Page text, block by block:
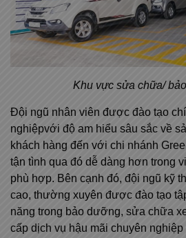
Khu vực sửa chữa/
Đội ngũ nhân viên được đào tạo
nghiệpvới độ am hiểu sâu sắc về
khách hàng đến với chi nhánh
tận tình qua đó dễ dàng hơn trong
phù hợp. Bên cạnh đó, đội ngũ kỹ
cao, thường xuyên được đào tạo
năng trong bảo dưỡng, sửa chữa
cấp dịch vụ hậu mãi chuyên